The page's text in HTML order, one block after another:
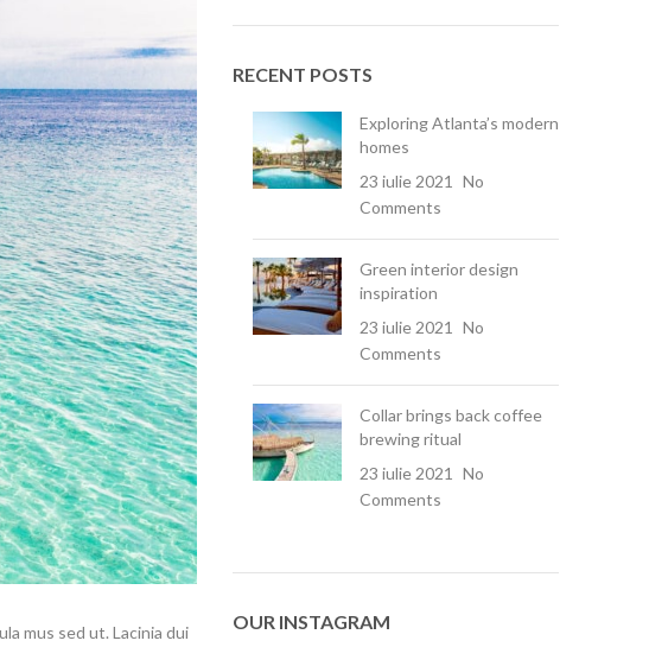
mus sed ut. Lacinia dui
RECENT POSTS
Exploring Atlanta’s modern
homes
23 iulie 2021
No
Comments
Green interior design
inspiration
23 iulie 2021
No
Comments
Collar brings back coffee
brewing ritual
23 iulie 2021
No
Comments
OUR INSTAGRAM